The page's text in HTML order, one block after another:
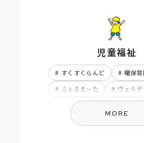
児童福祉
すくすくらんど
曙保育
ふぇるまーた
ヴェルデ
府中保育園
睦保育園
MORE